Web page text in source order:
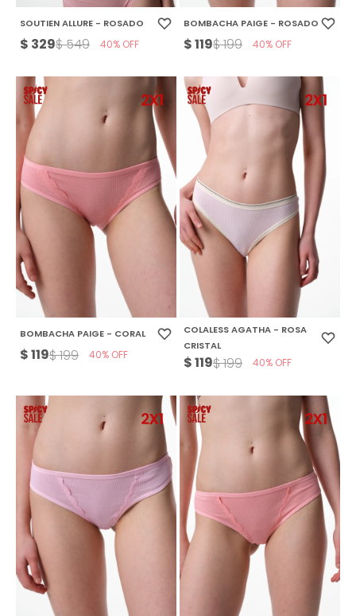
SOUTIEN ALLURE - ROSADO
$ 329$549 40
BOMBACHA PAIGE - ROSADO
$119$199 40
BOMBACHA PAIGE - CORAL
$119$199 40
COLALESS AGATHA - ROSA
CRISTAL
$119$199 40